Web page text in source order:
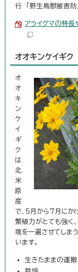
行 「野生鳥獣被害
アライグマの特長
オオキンケイギク
オ
オ
キ
ン
ケ
イ
ギ
ク
は
北
米
原
産
で、5月から7月にか
繁殖力がとても強く
境を一遍させてしま
います。
生きたままの運搬